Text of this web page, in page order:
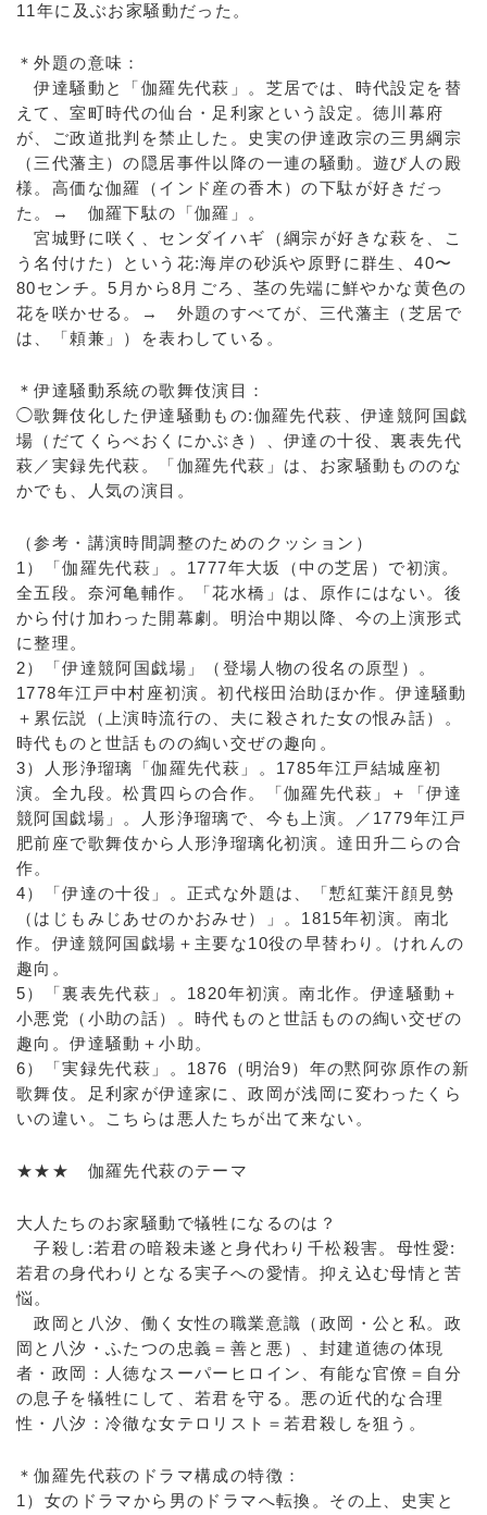
11年に及ぶお家騒動だった。
＊外題の意味：
伊達騒動と「伽羅先代萩」。芝居では、時代設定を替
えて、室町時代の仙台・足利家という設定。徳川幕府
が、ご政道批判を禁止した。史実の伊達政宗の三男綱宗
（三代藩主）の隠居事件以降の一連の騒動。遊び人の殿
様。高価な伽羅（インド産の香木）の下駄が好きだっ
た。→ 伽羅下駄の「伽羅」。
宮城野に咲く、センダイハギ（綱宗が好きな萩を、こ
う名付けた）という花:海岸の砂浜や原野に群生、40〜
80センチ。5月から8月ごろ、茎の先端に鮮やかな黄色の
花を咲かせる。→ 外題のすべてが、三代藩主（芝居で
は、「頼兼」）を表わしている。
＊伊達騒動系統の歌舞伎演目：
◯歌舞伎化した伊達騒動もの:伽羅先代萩、伊達競阿国戯
場（だてくらべおくにかぶき）、伊達の十役、裏表先代
萩／実録先代萩。「伽羅先代萩」は、お家騒動もののな
かでも、人気の演目。
（参考・講演時間調整のためのクッション）
1）「伽羅先代萩」。1777年大坂（中の芝居）で初演。
全五段。奈河亀輔作。「花水橋」は、原作にはない。後
から付け加わった開幕劇。明治中期以降、今の上演形式
に整理。
2）「伊達競阿国戯場」（登場人物の役名の原型）。
1778年江戸中村座初演。初代桜田治助ほか作。伊達騒動
＋累伝説（上演時流行の、夫に殺された女の恨み話）。
時代ものと世話ものの綯い交ぜの趣向。
3）人形浄瑠璃「伽羅先代萩」。1785年江戸結城座初
演。全九段。松貫四らの合作。「伽羅先代萩」＋「伊達
競阿国戯場」。人形浄瑠璃で、今も上演。／1779年江戸
肥前座で歌舞伎から人形浄瑠璃化初演。達田升二らの合
作。
4）「伊達の十役」。正式な外題は、「慙紅葉汗顔見勢
（はじもみじあせのかおみせ）」。1815年初演。南北
作。伊達競阿国戯場＋主要な10役の早替わり。けれんの
趣向。
5）「裏表先代萩」。1820年初演。南北作。伊達騒動＋
小悪党（小助の話）。時代ものと世話ものの綯い交ぜの
趣向。伊達騒動＋小助。
6）「実録先代萩」。1876（明治9）年の黙阿弥原作の新
歌舞伎。足利家が伊達家に、政岡が浅岡に変わったくら
いの違い。こちらは悪人たちが出て来ない。
★★★ 伽羅先代萩のテーマ
大人たちのお家騒動で犠牲になるのは？
子殺し:若君の暗殺未遂と身代わり千松殺害。母性愛:
若君の身代わりとなる実子への愛情。抑え込む母情と苦
悩。
政岡と八汐、働く女性の職業意識（政岡・公と私。政
岡と八汐・ふたつの忠義＝善と悪）、封建道徳の体現
者・政岡：人徳なスーパーヒロイン、有能な官僚＝自分
の息子を犠牲にして、若君を守る。悪の近代的な合理
性・八汐：冷徹な女テロリスト＝若君殺しを狙う。
＊伽羅先代萩のドラマ構成の特徴：
1）女のドラマから男のドラマへ転換。その上、史実と